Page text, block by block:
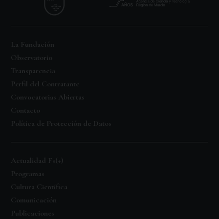
La Fundación
Observatorio
Transparencia
Perfil del Contratante
Convocatorias Abiertas
Contacto
Política de Protección de Datos
Actualidad Fs(+)
Programas
Cultura Científica
Comunicación
Publicaciones